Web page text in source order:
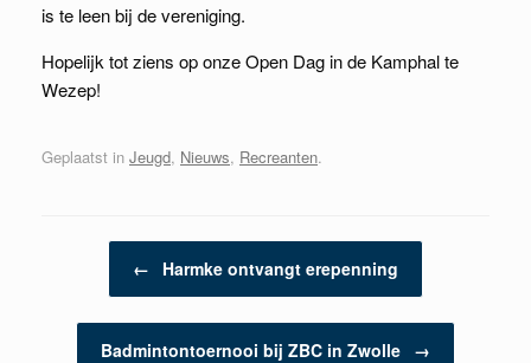
is te leen bij de vereniging.
Hopelijk tot ziens op onze Open Dag in de Kamphal te
Wezep!
Geplaatst in Jeugd, Nieuws, Recreanten.
Berichtnavigatie
← Harmke ontvangt erepenning
Badmintontoernooi bij ZBC in Zwolle →